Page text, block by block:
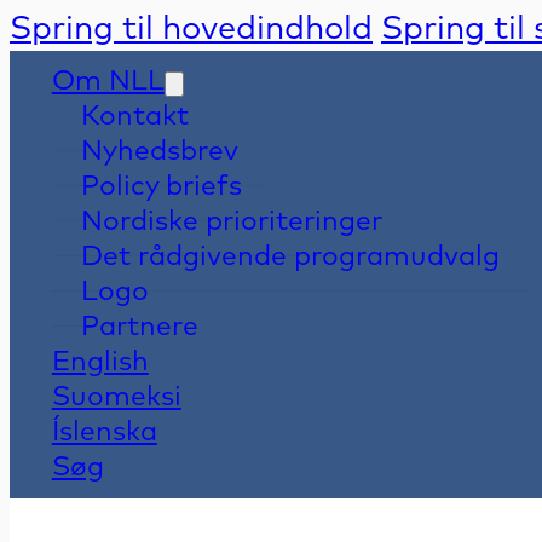
Spring til hovedindhold Spring til
Om NLL
Kontakt
Nyhedsbrev
Policy briefs
Nordiske prioriteringer
Det rådgivende programudvalg
Logo
Partnere
English
Suomeksi
Íslenska
Søg